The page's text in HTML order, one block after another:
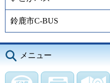
鈴鹿市C-BUS
メニュー